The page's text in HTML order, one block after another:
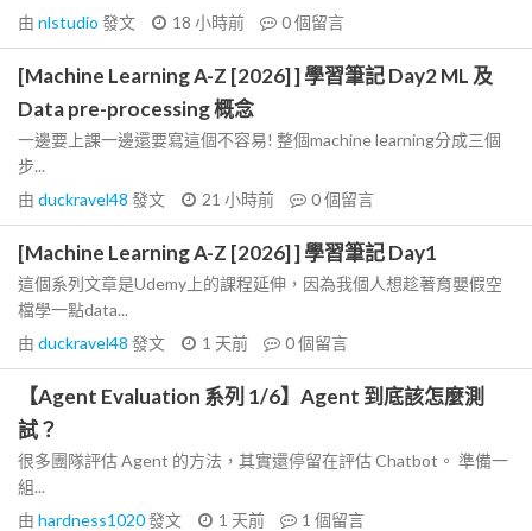
由 nlstudio 發文 18 小時前 0個留言
[Machine Learning A-Z [2026] ] 學習筆記 Day2 ML 及
Data pre-processing 概念
一邊要上課一邊還要寫這個不容易! 整個machine learning分成三個
步...
由 duckravel48 發文 21 小時前 0個留言
[Machine Learning A-Z [2026] ] 學習筆記 Day1
這個系列文章是Udemy上的課程延伸，因為我個人想趁著育嬰假空
檔學一點data...
由 duckravel48 發文 1 天前 0個留言
【Agent Evaluation 系列 1/6】Agent 到底該怎麼測
試？
很多團隊評估 Agent 的方法，其實還停留在評估 Chatbot。 準備一
組...
由 hardness1020發文 1 天前 1 個留言